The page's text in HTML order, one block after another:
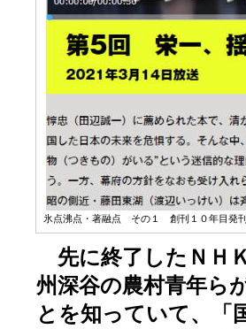
氷点沸点・著融点 その１ 創刊１０年目発
先に終了したＮＨ
州深谷の農村青年ら
とを知っていて、「